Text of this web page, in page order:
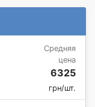
Средняя
цена
6325
грн/шт.